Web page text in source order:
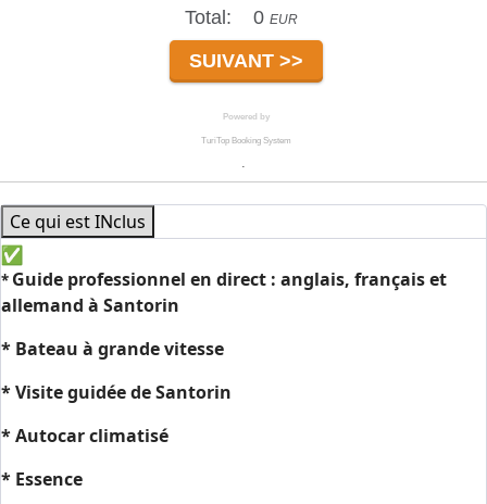
Ce qui est INclus
* Guide professionnel en direct : anglais, français et
allemand à Santorin
* Bateau à grande vitesse
* Visite guidée de Santorin
* Autocar climatisé
* Essence